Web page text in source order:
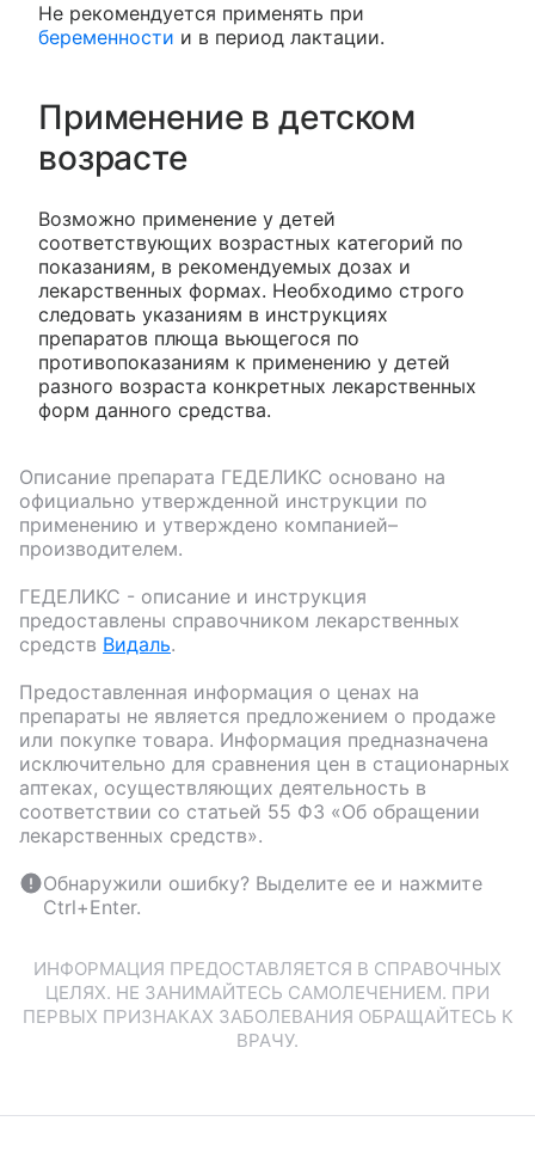
Не рекомендуется применять при
беременности и в период лактации.
Применение в детском
возрасте
Возможно применение у детей
соответствующих возрастных категорий по
показаниям, в рекомендуемых дозах и
лекарственных формах. Необходимо строго
следовать указаниям в инструкциях
препаратов плюща вьющегося по
противопоказаниям к применению у детей
разного возраста конкретных лекарственных
форм данного средства.
Описание препарата ГЕДЕЛИКС основано на
официально утвержденной инструкции по
применению и утверждено компанией–
производителем.
ГЕДЕЛИКС - описание и инструкция
предоставлены справочником лекарственных
средств Видаль.
Предоставленная информация о ценах на
препараты не является предложением о продаже
или покупке товара. Информация предназначена
исключительно для сравнения цен в стационарных
аптеках, осуществляющих деятельность в
соответствии со статьей 55 ФЗ «Об обращении
лекарственных средств».
Обнаружили ошибку? Выделите ее и нажмите
Ctrl+Enter.
ИНФОРМАЦИЯ ПРЕДОСТАВЛЯЕТСЯ В СПРАВОЧНЫХ
ЦЕЛЯХ. НЕ ЗАНИМАЙТЕСЬ САМОЛЕЧЕНИЕМ. ПРИ
ПЕРВЫХ ПРИЗНАКАХ ЗАБОЛЕВАНИЯ ОБРАЩАЙТЕСЬ К
ВРАЧУ.